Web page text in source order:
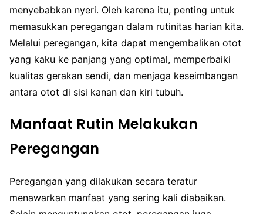
menyebabkan nyeri. Oleh karena itu, penting untuk
memasukkan peregangan dalam rutinitas harian kita.
Melalui peregangan, kita dapat mengembalikan otot
yang kaku ke panjang yang optimal, memperbaiki
kualitas gerakan sendi, dan menjaga keseimbangan
antara otot di sisi kanan dan kiri tubuh.
Manfaat Rutin Melakukan
Peregangan
Peregangan yang dilakukan secara teratur
menawarkan manfaat yang sering kali diabaikan.